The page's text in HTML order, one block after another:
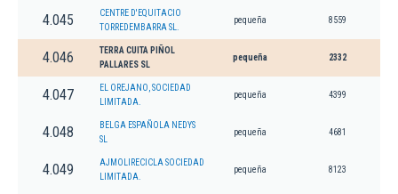
4.045
CENTRE D'EQUITACIO
TORREDEMBARRA SL.
pequeña 8559
4.046
TERRA CUITA PIÑOL
PALLARES SL
pequeña 2332
4.047
EL OREJANO, SOCIEDAD
LIMITADA.
pequeña 4399
4.048
BELGA ESPAÑOLA NEDYS
SL
pequeña 4681
4.049
AJMOLIRECICLA SOCIEDAD
LIMITADA.
pequeña 8123